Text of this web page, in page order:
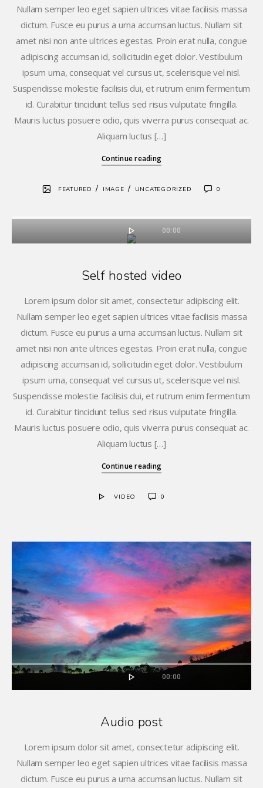
Nullam semper leo eget sapien ultrices vitae facilisis massa
dictum. Fusce eu purus a urna accumsan luctus. Nullam sit
amet nisi non ante ultrices egestas. Proin erat nulla, congue
adipiscing accumsan id, sollicitudin eget dolor. Vestibulum
ipsum urna, consequat vel cursus ut, scelerisque vel nisl.
Suspendisse molestie facilisis dui, et rutrum enim fermentum
id. Curabitur tincidunt tellus sed risus vulputate fringilla.
Mauris luctus posuere odio, quis viverra purus consequat ac.
Aliquam luctus […]
Continue reading
FEATURED / IMAGE / UNCATEGORIZED 0
00:00
Self hosted video
Lorem ipsum dolor sit amet, consectetur adipiscing elit.
Nullam semper leo eget sapien ultrices vitae facilisis massa
dictum. Fusce eu purus a urna accumsan luctus. Nullam sit
amet nisi non ante ultrices egestas. Proin erat nulla, congue
adipiscing accumsan id, sollicitudin eget dolor. Vestibulum
ipsum urna, consequat vel cursus ut, scelerisque vel nisl.
Suspendisse molestie facilisis dui, et rutrum enim fermentum
id. Curabitur tincidunt tellus sed risus vulputate fringilla.
Mauris luctus posuere odio, quis viverra purus consequat ac.
Aliquam luctus […]
Continue reading
VIDEO 0
00:00
Audio post
Lorem ipsum dolor sit amet, consectetur adipiscing elit.
Nullam semper leo eget sapien ultrices vitae facilisis massa
dictum. Fusce eu purus a urna accumsan luctus. Nullam sit